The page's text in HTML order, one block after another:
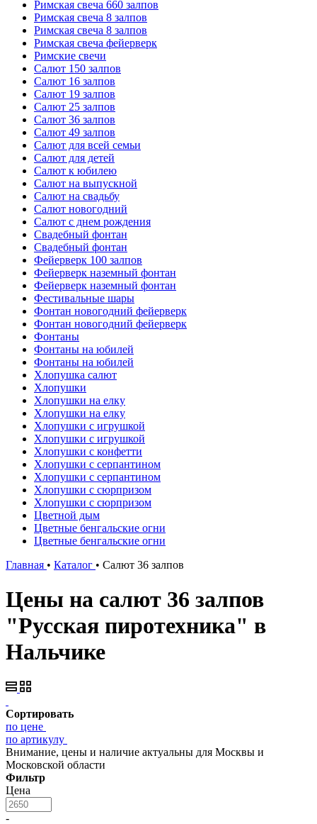
Римская свеча 660 залпов
Римская свеча 8 залпов
Римская свеча 8 залпов
Римская свеча фейерверк
Римские свечи
Салют 150 залпов
Салют 16 залпов
Салют 19 залпов
Салют 25 залпов
Салют 36 залпов
Салют 49 залпов
Салют для всей семьи
Салют для детей
Салют к юбилею
Салют на выпускной
Салют на свадьбу
Салют новогодний
Салют с днем рождения
Свадебный фонтан
Свадебный фонтан
Фейерверк 100 залпов
Фейерверк наземный фонтан
Фейерверк наземный фонтан
Фестивальные шары
Фонтан новогодний фейерверк
Фонтан новогодний фейерверк
Фонтаны
Фонтаны на юбилей
Фонтаны на юбилей
Хлопушка салют
Хлопушки
Хлопушки на елку
Хлопушки на елку
Хлопушки с игрушкой
Хлопушки с игрушкой
Хлопушки с конфетти
Хлопушки с серпантином
Хлопушки с серпантином
Хлопушки с сюрпризом
Хлопушки с сюрпризом
Цветной дым
Цветные бенгальские огни
Цветные бенгальские огни
Главная • Каталог • Салют 36 залпов
Цены на салют 36 залпов
"Русская пиротехника" в
Нальчике
Сортировать
по цене
по артикулу
Внимание, цены и наличие актуальны для Москвы и
Московской области
Фильтр
Цена
-